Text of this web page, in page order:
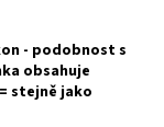
- podobnost s
obsahuje
stejně jako